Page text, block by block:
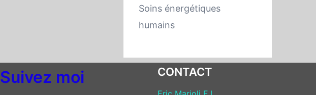
Soins énergétiques
humains
Suivez moi CONTACT